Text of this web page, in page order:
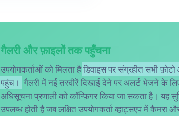
गैलरी और फ़ाइलों तक पहुँचना
उपयोगकर्ताओं को मिलता हैडिवाइस पर संग्रहीत सभी
पहुंच। गैलरी में नई तस्वीरें दिखाई देने पर अलर्ट भेजने के
अधिसूचना प्रणाली को कॉन्फ़िगर किया जा सकता है। यह
उपलब्ध होती है जब लक्षित उपयोगकर्ता व्हाट्सएप में कैमरा